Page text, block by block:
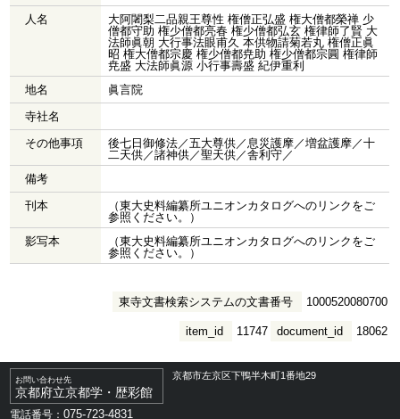
人名
大阿闍梨二品親王尊性 権僧正弘盛 権大僧都榮禅 少
僧都守助 権少僧都亮春 権少僧都弘玄 権律師了賢 大
法師眞朝 大行事法眼甫久 本供物請菊若丸 権僧正眞
昭 権大僧都宗慶 権少僧都尭助 権少僧都宗圓 権律師
尭盛 大法師眞源 小行事壽盛 紀伊重利
地名
眞言院
寺社名
その他事項
後七日御修法／五大尊供／息災護摩／増盆護摩／十
二天供／諸神供／聖天供／舎利守／
備考
刊本
（東大史料編纂所ユニオンカタログへのリンクをご
参照ください。）
影写本
（東大史料編纂所ユニオンカタログへのリンクをご
参照ください。）
東寺文書検索システムの文書番号 1000520080700
document_id 18062
item_id 11747
お問い合わせ先
京都府立京都学・歴彩館
京都市左京区下鴨半木町1番地29
電話番号：075-723-4831